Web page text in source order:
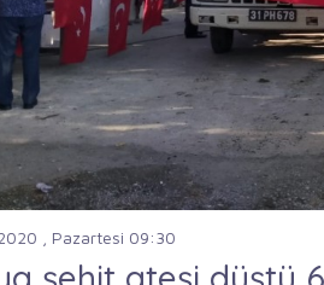
, Pazartesi 09:30
şehit ateşi düştü